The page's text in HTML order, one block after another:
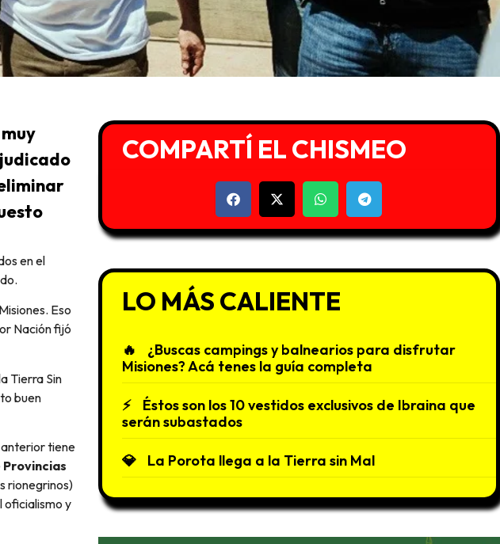
Eso
Nación fijó
Tierra Sin
buen
anterior tiene
Provincias
rionegrinos)
oficialismo y
COMPARTÍ EL CHISMEO
LO MÁS CALIENTE
¿Buscas campings y balnearios para disfrutar
Misiones? Acá tenes la guía completa
Éstos son los 10 vestidos exclusivos de Ibraina que
serán subastados
La Porota llega a la Tierra sin Mal